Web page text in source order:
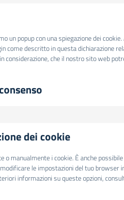
popup con una spiegazione dei cookie.
come descritto in questa dichiarazione
che il nostro sito web
dei cookie
manualmente i cookie. È anche
le impostazioni del tuo browser
informazioni su queste opzioni,